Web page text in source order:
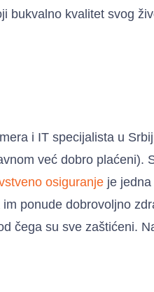
bukvalno kvalitet svog
i IT specijalista u
već dobro plaćeni).
osiguranje je
ponude dobrovoljno
čega su sve zaštićeni.